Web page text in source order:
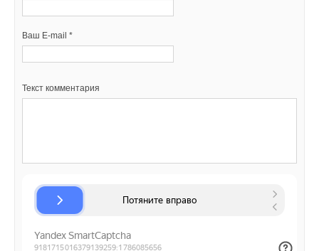
Ваш E-mail *
Текст комментария